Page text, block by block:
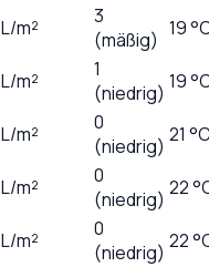
L/m²
3
(mäßig) 19
L/m²
1
(niedrig) 19
L/m²
0
(niedrig) 21
L/m²
0
(niedrig) 22
L/m²
0
(niedrig) 22